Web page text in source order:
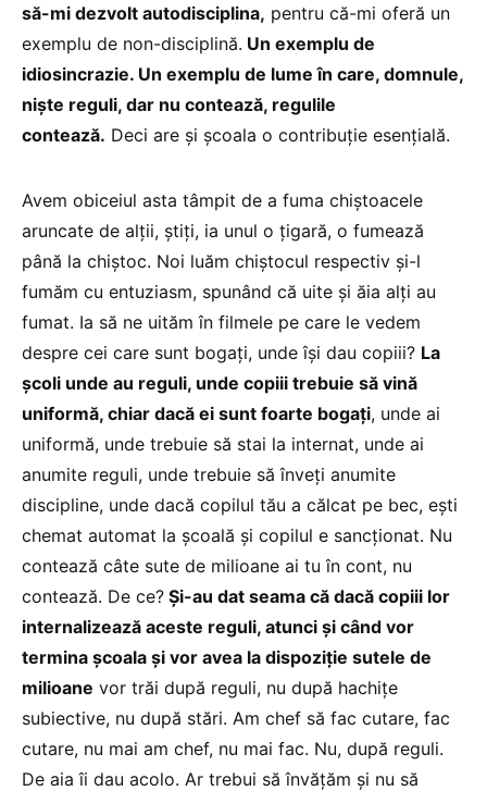
să-mi dezvolt autodisciplina, pentru că-mi oferă un
exemplu de non-disciplină. Un exemplu de
idiosincrazie. Un exemplu de lume în care, domnule,
niște reguli, dar nu contează, regulile
contează. Deci are și școala o contribuție esențială.
Avem obiceiul asta tâmpit de a fuma chiștoacele
aruncate de alții, știți, ia unul o țigară, o fumează
până la chiștoc. Noi luăm chiștocul respectiv și-l
fumăm cu entuziasm, spunând că uite și ăia alți au
fumat. Ia să ne uităm în filmele pe care le vedem
despre cei care sunt bogați, unde își dau copiii? La
școli unde au reguli, unde copiii trebuie să vină
uniformă, chiar dacă ei sunt foarte bogați, unde ai
uniformă, unde trebuie să stai la internat, unde ai
anumite reguli, unde trebuie să înveți anumite
discipline, unde dacă copilul tău a călcat pe bec, ești
chemat automat la școală și copilul e sancționat. Nu
contează câte sute de milioane ai tu în cont, nu
contează. De ce? Și-au dat seama că dacă copiii lor
internalizează aceste reguli, atunci și când vor
termina școala și vor avea la dispoziție sutele de
milioane vor trăi după reguli, nu după hachițe
subiective, nu după stări. Am chef să fac cutare, fac
cutare, nu mai am chef, nu mai fac. Nu, după reguli.
De aia îi dau acolo. Ar trebui să învățăm și nu să